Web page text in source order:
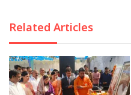
Related Articles